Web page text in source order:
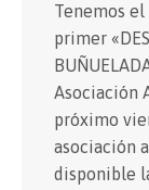
Tenemos
primer
Asociación
próximo
asociación
disponible